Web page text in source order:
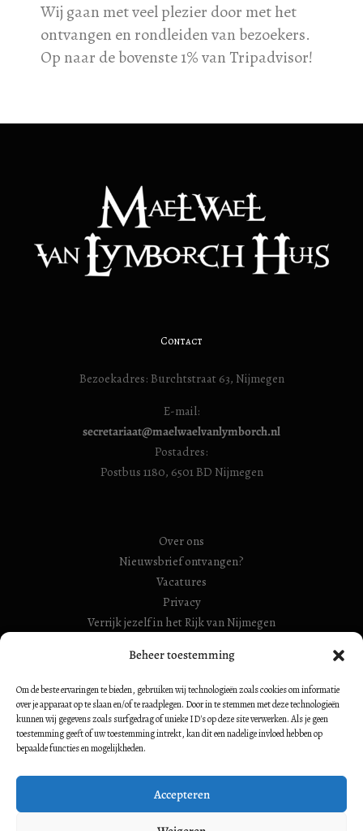
Beheer toestemming
Om de beste ervaringen te bieden, gebruiken wij technologieën zoals cookies om informatie
over je apparaat op te slaan en/of te raadplegen. Door in te stemmen met deze technologieën
kunnen wij gegevens zoals surfgedrag of unieke ID's op deze site verwerken. Als je geen
toestemming geeft of uw toestemming intrekt, kan dit een nadelige invloed hebben op
bepaalde functies en mogelijkheden.
Accepteren
Wij gaan met veel plezier door met het
ontvangen en rondleiden van bezoekers.
Op naar de bovenste 1% van Tripadvisor!
Contact
Bezoekadres: Burchtstraat 63, Nijmegen
E-mail:
secretariaat@maelwaelvanlymborch.nl
Postadres:
Postbus 1180, 6501 BD Nijmegen
Over ons
Nieuwsbrief ontvangen?
Vacatures
Privacy
Verrijk jezelf in het Rijk van Nijmegen
RSIN Gebroeders Van Limburg Huis (ook: Maelwael van
RSIN Stiching Maelwael Van Lymborch: 813106680